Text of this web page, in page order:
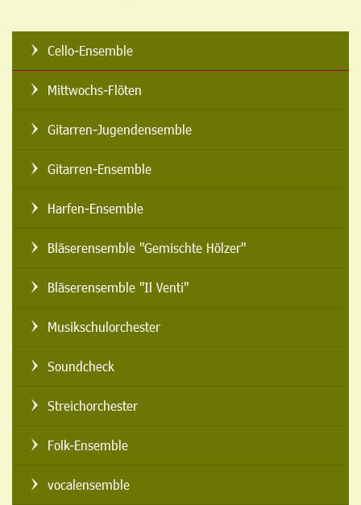
Cello-Ensemble
Mittwochs-Flöten
Gitarren-Jugendensemble
Gitarren-Ensemble
Harfen-Ensemble
Bläserensemble "Gemischte Hölzer"
Bläserensemble "Il Venti"
Musikschulorchester
Soundcheck
Streichorchester
Folk-Ensemble
vocalensemble